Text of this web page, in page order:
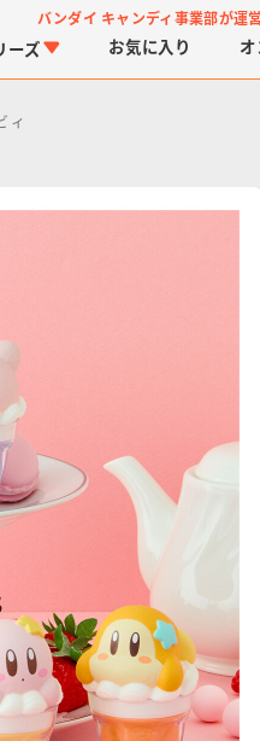
バンダイ キャンディ事業部が運
ーズ お気に入り
ィ